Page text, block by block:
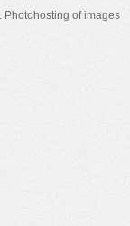
Photohosting of images